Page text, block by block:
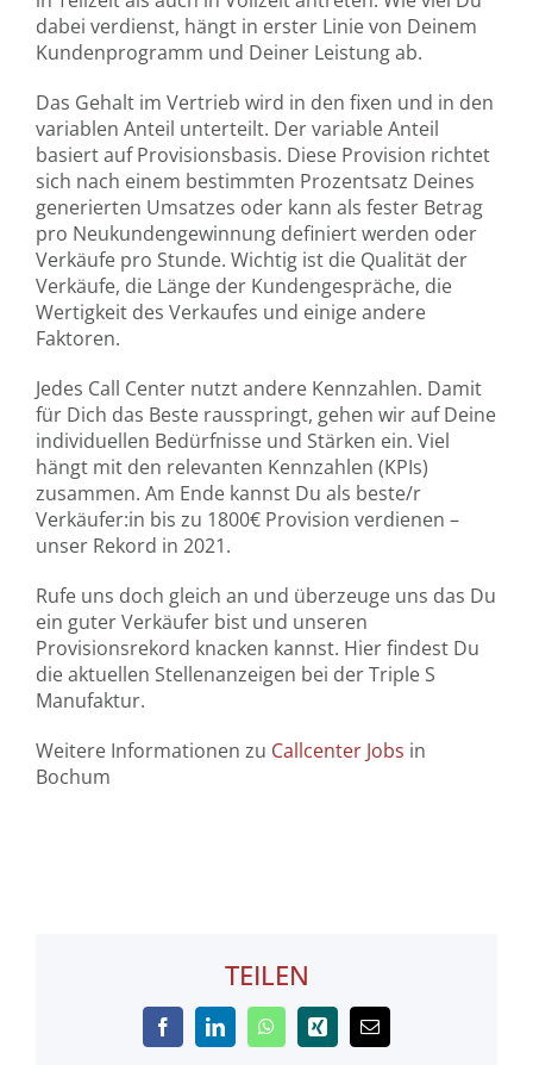
dabei verdienst, hängt in erster Linie von Deinem
Kundenprogramm und Deiner Leistung ab.
Das Gehalt im Vertrieb wird in den fixen und in den
variablen Anteil unterteilt. Der variable Anteil
basiert auf Provisionsbasis. Diese Provision richtet
sich nach einem bestimmten Prozentsatz Deines
generierten Umsatzes oder kann als fester Betrag
pro Neukundengewinnung definiert werden oder
Verkäufe pro Stunde. Wichtig ist die Qualität der
Verkäufe, die Länge der Kundengespräche, die
Wertigkeit des Verkaufes und einige andere
Faktoren.
Jedes Call Center nutzt andere Kennzahlen. Damit
für Dich das Beste rausspringt, gehen wir auf Deine
individuellen Bedürfnisse und Stärken ein. Viel
hängt mit den relevanten Kennzahlen (KPIs)
zusammen. Am Ende kannst Du als beste/r
Verkäufer:in bis zu 1800€ Provision verdienen –
unser Rekord in 2021.
Rufe uns doch gleich an und überzeuge uns das Du
ein guter Verkäufer bist und unseren
Provisionsrekord knacken kannst. Hier findest Du
die aktuellen Stellenanzeigen bei der Triple S
Manufaktur.
Weitere Informationen zu Callcenter Jobs in
Bochum
TEILEN
FacebookLinkedInWhatsApp
Xing
E-
Mail